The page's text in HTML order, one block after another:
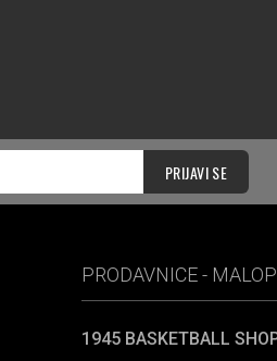
PRIJAVI SE
PRODAVNICE -
1945 BASKETBALL